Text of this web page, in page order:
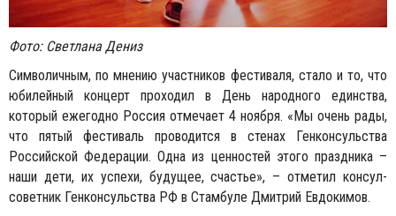
Фото: Светлана Дениз
Символичным, по мнению участников фестиваля, стало и то, что
юбилейный концерт проходил в День народного единства,
который ежегодно Россия отмечает 4 ноября. «Мы очень рады,
что пятый фестиваль проводится в стенах Генконсульства
Российской Федерации. Одна из ценностей этого праздника –
наши дети, их успехи, будущее, счастье», – отметил консул-
советник Генконсульства РФ в Стамбуле Дмитрий Евдокимов.